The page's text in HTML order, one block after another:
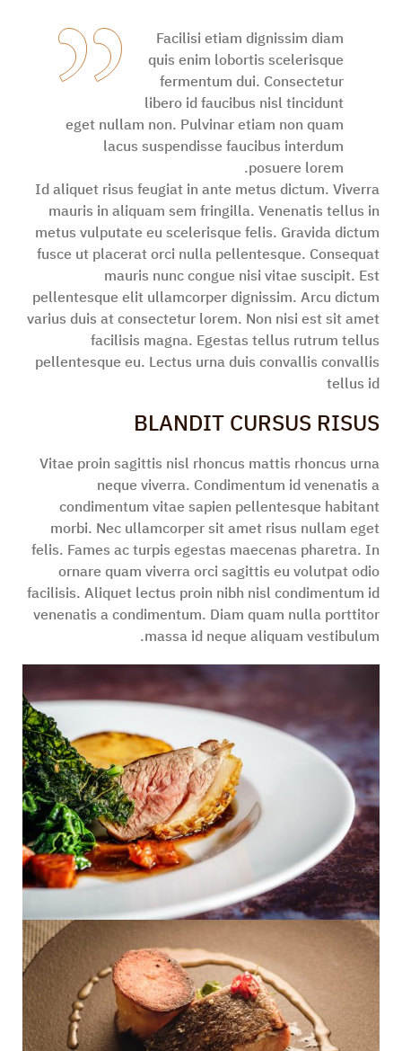
Facilisi etiam dignissim diam
quis enim lobortis scelerisque
fermentum dui. Consectetur
libero id faucibus nisl tincidunt
eget nullam non. Pulvinar etiam non quam
lacus suspendisse faucibus interdum
posuere lorem.
Id aliquet risus feugiat in ante metus dictum. Viverra
mauris in aliquam sem fringilla. Venenatis tellus in
metus vulputate eu scelerisque felis. Gravida dictum
fusce ut placerat orci nulla pellentesque. Consequat
mauris nunc congue nisi vitae suscipit. Est
pellentesque elit ullamcorper dignissim. Arcu dictum
varius duis at consectetur lorem. Non nisi est sit amet
facilisis magna. Egestas tellus rutrum tellus
pellentesque eu. Lectus urna duis convallis convallis
tellus id
BLANDIT CURSUS RISUS
Vitae proin sagittis nisl rhoncus mattis rhoncus urna
neque viverra. Condimentum id venenatis a
condimentum vitae sapien pellentesque habitant
morbi. Nec ullamcorper sit amet risus nullam eget
felis. Fames ac turpis egestas maecenas pharetra. In
ornare quam viverra orci sagittis eu volutpat odio
facilisis. Aliquet lectus proin nibh nisl condimentum id
venenatis a condimentum. Diam quam nulla porttitor
massa id neque aliquam vestibulum.